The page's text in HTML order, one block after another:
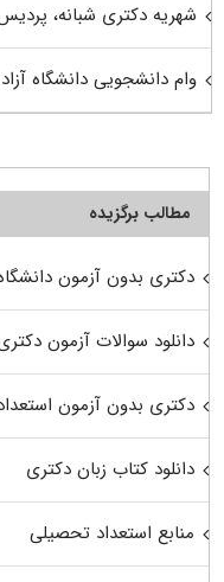
شهریه دکتری شبانه،
وام دانشجویی دانشگاه آزاد
مطالب برگزیده
دکتری بدون آزمون
دانلود سوالات آزمون
دکتری بدون آزمون
دانلود کتاب زبان دکتری
منابع استعداد تحصیلی